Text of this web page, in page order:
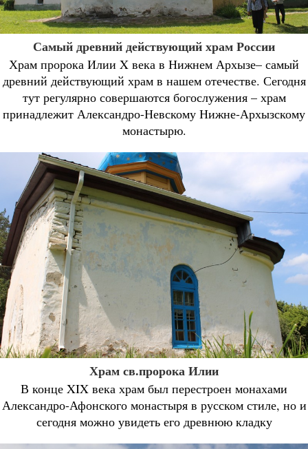
Самый древний действующий храм России
Храм пророка Илии X века в Нижнем Архызе– самый
древний действующий храм в нашем отечестве. Сегодня
тут регулярно совершаются богослужения – храм
принадлежит Александро-Невскому Нижне-Архызскому
монастырю.
Храм св.пророка Илии
В конце XIX века храм был перестроен монахами
Александро-Афонского монастыря в русском стиле, но и
сегодня можно увидеть его древнюю кладку